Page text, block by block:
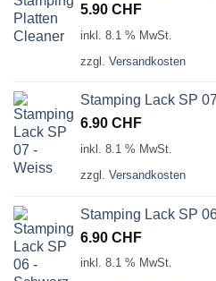
5.90 CHF
inkl. 8.1 % MwSt.
zzgl. Versandkosten
Stamping Lack SP
6.90 CHF
inkl. 8.1 % MwSt.
zzgl. Versandkosten
Stamping Lack SP
6.90 CHF
inkl. 8.1 % MwSt.